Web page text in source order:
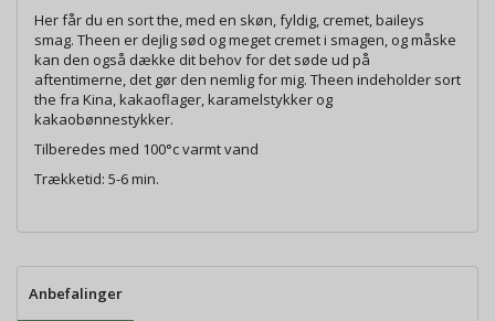
Her får du en sort the, med en skøn, fyldig, cremet, baileys
smag. Theen er dejlig sød og meget cremet i smagen, og måske
kan den også dække dit behov for det søde ud på
aftentimerne, det gør den nemlig for mig. Theen indeholder sort
the fra Kina, kakaoflager, karamelstykker og
kakaobønnestykker.
Tilberedes med 100°c varmt vand
Trækketid: 5-6 min.
Anbefalinger